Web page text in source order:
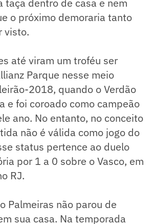
o próximo demoraria tanto
visto.
até viram um troféu ser
Parque nesse meio
2018, quando o Verdão
e foi coroado como campeão
ano. No entanto, no conceito
não é válida como jogo do
status pertence ao duelo
por 1 a 0 sobre o Vasco, em
RJ.
Palmeiras não parou de
sua casa. Na temporada